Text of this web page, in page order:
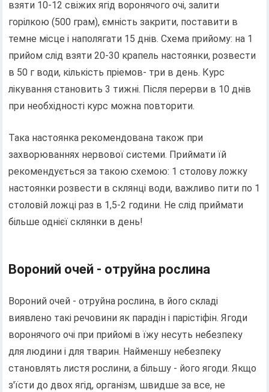
взяти 10-12 свіжих ягід воронячого очі, залити
горілкою (500 грам), ємність закрити, поставити в
темне місце і наполягати 15 днів. Схема прийому: на 1
прийом слід взяти 20-30 крапель настоянки, розвести
в 50 г води, кількість пріемов- три в день. Курс
лікування становить 3 тижні. Після перерви в 10 днів
при необхідності курс можна повторити.
Така настоянка рекомендована також при
захворюваннях нервової системи. Приймати їй
рекомендується за такою схемою: 1 столову ложку
настоянки розвести в склянці води, важливо пити по 1
столовій ложці раз в 1,5-2 години. Не слід приймати
більше однієї склянки в день!
Вороний очей - отруйна рослина
Вороний очей - отруйна рослина, в його складі
виявлено такі речовини як парадін і парістіфін. Ягоди
воронячого очі при прийомі в їжу несуть небезпеку
для людини і для тварин. Найменшу небезпеку
становлять листя рослини, а більшу - його ягоди. Якщо
з'їсти до двох ягід, організм, швидше за все, не